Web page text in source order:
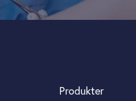
Produkter